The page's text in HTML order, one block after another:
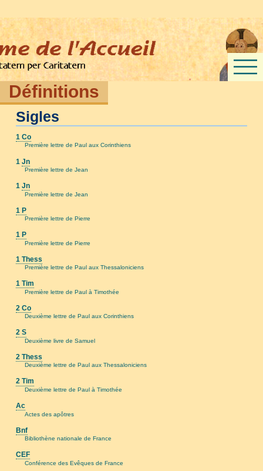
Définitions
Sigles
1 Co
Première lettre de Paul aux Corinthiens
1 Jn
Première lettre de Jean
1 Jn
Première lettre de Jean
1 P
Première lettre de Pierre
1 P
Première lettre de Pierre
1 Thess
Première lettre de Paul aux Thessaloniciens
1 Tim
Première lettre de Paul à Timothée
2 Co
Deuxième lettre de Paul aux Corinthiens
2 S
Deuxième livre de Samuel
2 Thess
Deuxième lettre de Paul aux Thessaloniciens
2 Tim
Deuxième lettre de Paul à Timothée
Ac
Actes des apôtres
Bnf
Bibliothène nationale de France
CEF
Conférence des Evêques de France